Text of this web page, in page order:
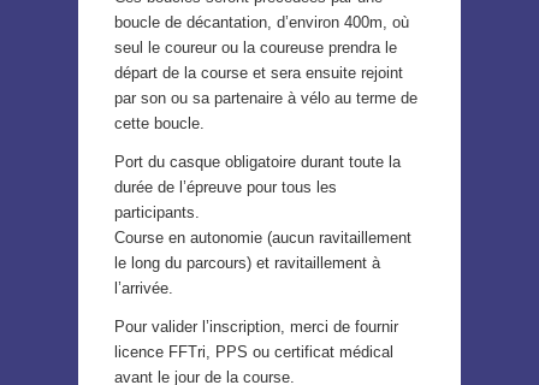
boucle de décantation, d’environ 400m, où
seul le coureur ou la coureuse prendra le
départ de la course et sera ensuite rejoint
par son ou sa partenaire à vélo au terme de
cette boucle.
Port du casque obligatoire durant toute la
durée de l’épreuve pour tous les
participants.
Course en autonomie (aucun ravitaillement
le long du parcours) et ravitaillement à
l’arrivée.
Pour valider l’inscription, merci de fournir
licence FFTri, PPS ou certificat médical
avant le jour de la course.